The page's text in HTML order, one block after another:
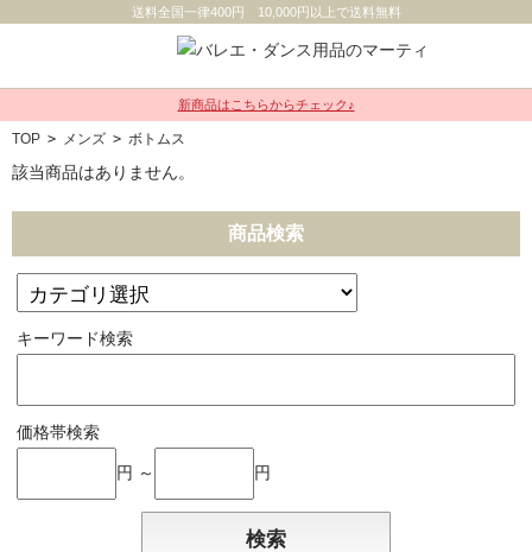
送料全国一律400円 10,000円以上で送料無料
新商品はこちらからチェック♪
TOP > メンズ > ボトムス
該当商品はありません。
商品検索
キーワード検索
価格帯検索
円 ～ 円